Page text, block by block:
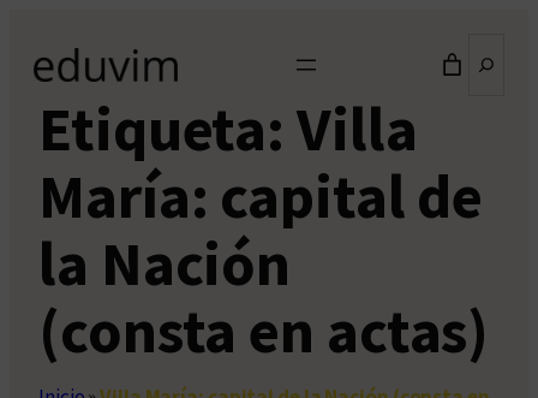
contenido
Etiqueta: Villa
María: capital de
la Nación
(consta en actas)